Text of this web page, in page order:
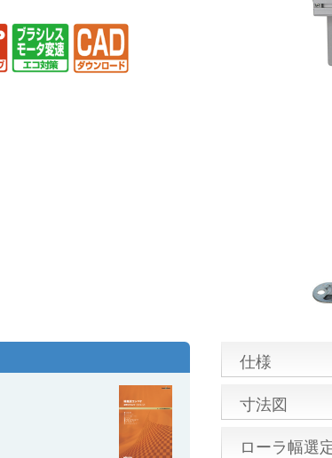
仕様
寸法図
ローラ幅選